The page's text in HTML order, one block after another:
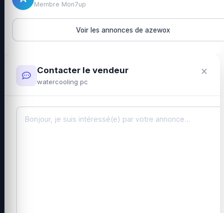
Membre Mon7up
Voir les annonces de azewox
Contacter le vendeur
watercooling pc
×